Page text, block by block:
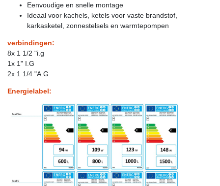
Eenvoudige en snelle montage
Ideaal voor kachels, ketels voor vaste brandstof,
karkasketel, zonnestelsels en warmtepompen
verbindingen:
8x 1 1/2 "i.g
1x 1" I.G
2x 1 1/4 "A.G
Energielabel: